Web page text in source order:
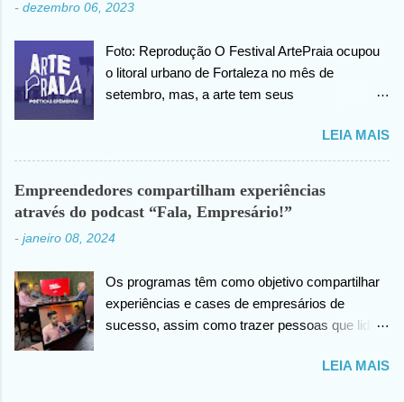
outro momento no vídeo compartilhado na
da sua saúde.
- dezembro 06, 2023
Foto: Reprodução O Festival ArtePraia ocupou
o litoral urbano de Fortaleza no mês de
setembro, mas, a arte tem seus
Nesta quinta-feira (07), o festival vai lançar o
mini documentário “ArtePraia: Poéticas
Efêmeras” - mostrando um pouco da energia
que moveu o Festival, que este ano propôs
nove intervenções artísticas. Durante 3 dias, os
trabalhos extraíram do público os mais
questionamentos, memórias afetivas e novas
visões de como se fazer e vivenciar a arte.
“Estamos muito felizes com o resultado. E uma
através do audiovisual, os registros das
LEIA MAIS
Empreendedores compartilham experiências
através do podcast “Fala, Empresário!”
- janeiro 08, 2024
Os programas têm como objetivo compartilhar
experiências e cases de empresários de
sucesso, assim como trazer pessoas que lidem
Reprodução Os podcasts têm se destacado
LEIA MAIS